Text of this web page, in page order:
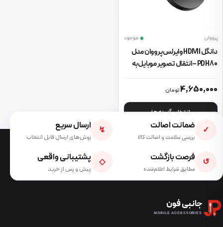
پرووان موجود
دانگل HDMI وایرلس پرووان مدل
PDH80 – انتقال تصویر موبایل به
4,650,000تومان
انتخاب گزینه ها
این محصول دارای انواع مختلفی می باشد. گزینه ها ممکن است در
✓ ضمانت اصالت
بررسی سلامت و اصالت کالا
↯ ارسال سریع
روش‌های ارسال قابل انتخاب
↺ فرصت بازگشت
مطابق شرایط اعلام‌شده
◇ پشتیبانی واقعی
پیش و پس از خرید
جانبی فون
MOBILE ACCESSORIES